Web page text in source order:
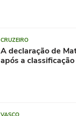
CRUZEIRO
A declaração de
após a